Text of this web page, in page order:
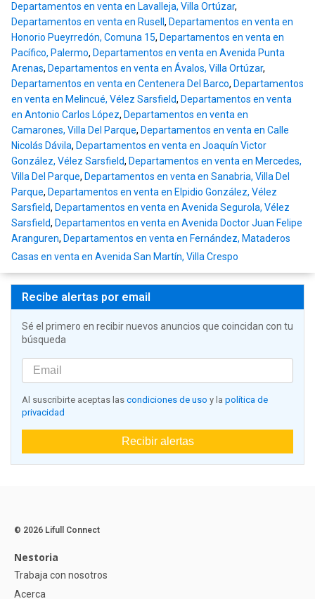
Departamentos en venta en Lavalleja, Villa Ortúzar,
Departamentos en venta en Rusell , Departamentos en venta en
Honorio Pueyrredón, Comuna 15, Departamentos en venta en
Pacífico, Palermo, Departamentos en venta en Avenida Punta
Arenas, Departamentos en venta en Ávalos, Villa Ortúzar,
Departamentos en venta en Centenera Del Barco, Departamentos
en venta en Melincué, Vélez Sarsfield, Departamentos en venta
en Antonio Carlos López, Departamentos en venta en
Camarones, Villa Del Parque, Departamentos en venta en Calle
Nicolás Dávila, Departamentos en venta en Joaquín Victor
González, Vélez Sarsfield, Departamentos en venta en Mercedes,
Villa Del Parque, Departamentos en venta en Sanabria, Villa Del
Parque, Departamentos en venta en Elpidio González, Vélez
Sarsfield, Departamentos en venta en Avenida Segurola, Vélez
Sarsfield, Departamentos en venta en Avenida Doctor Juan Felipe
Aranguren, Departamentos en venta en Fernández, Mataderos
Casas en venta en Avenida San Martín, Villa Crespo
Recibe alertas por email
Sé el primero en recibir nuevos anuncios que coincidan con tu
búsqueda
Al suscribirte aceptas las condiciones de uso y la política de
privacidad
Recibir alertas
© 2026 Lifull Connect
Nestoria
Trabaja con nosotros
Acerca